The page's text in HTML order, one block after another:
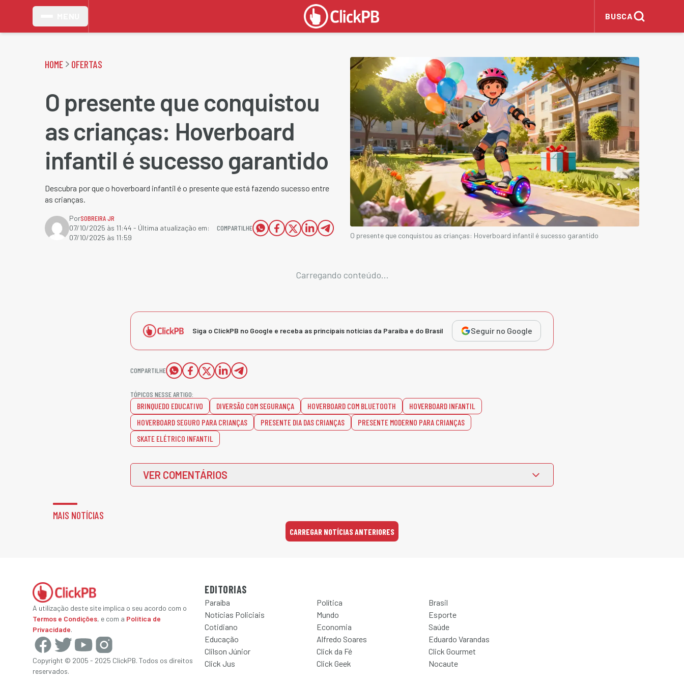
BUSCA
HOME OFERTAS
O presente que conquistou
as crianças: Hoverboard
infantil é sucesso garantido
Descubra por que o hoverboard infantil é o presente que está fazendo sucesso entre
as crianças.
PorSOBREIRA JR
07/10/2025 às 11:44 - Última atualização em:
07/10/2025 às 11:59
COMPARTILHE
O presente que conquistou as crianças: Hoverboard infantil é sucesso garantido
Carregando conteúdo...
Siga o ClickPB no Google e receba as principais notícias da Paraíba e do Brasil Seguir no Google
COMPARTILHE
TÓPICOS NESSE ARTIGO:
BRINQUEDO EDUCATIVO DIVERSÃO COM SEGURANÇA HOVERBOARD COM BLUETOOTH
HOVERBOARD INFANTIL
HOVERBOARD SEGURO PARA CRIANÇAS
PRESENTE DIA DAS CRIANÇAS
PRESENTE MODERNO PARA CRIANÇAS
SKATE ELÉTRICO INFANTIL
VER COMENTÁRIOS
MAIS NOTÍCIAS
CARREGAR NOTÍCIAS ANTERIORES
A utilização deste site implica o seu acordo com o
Termos e Condições, e com a Política de
Privacidade.
Copyright © 2005 - 2025 ClickPB. Todos os direitos
reservados.
EDITORIAS
Paraíba Política
Brasil
Notícias Policiais
Mundo
Esporte
Cotidiano
Economia
Saúde
Educação
Alfredo Soares
Eduardo Varandas
Clilson Júnior
Click da Fé
Click Gourmet
Click Jus
Click Geek Nocaute